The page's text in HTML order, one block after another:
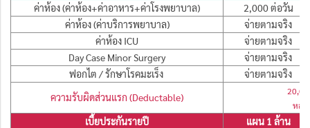
ค่าห้อง (ค่าห้อง+ค่าอาหาร+ค่าโรงพยาบาล)
2,000 ต่อวัน
ค่าห้อง (ค่าบริการพยาบาล)
จ่ายตามจริง
ค่าห้อง ICU
จ่ายตามจริง
Day Case Minor Surgery
จ่ายตามจริง
ฟอกไต / รักษาโรคมะเร็ง
จ่ายตามจริง
ความรับผิดส่วนแรก (Deductable)
หลัง
เบี้ยประกันรายปี
แผน 1 ล้าน